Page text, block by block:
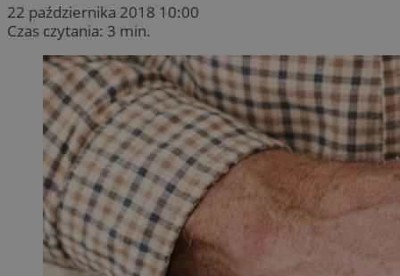
22 października 2018 10:00
Czas czytania: 3 min.